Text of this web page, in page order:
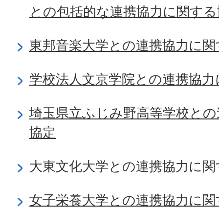
との包括的な連携協力に関す
東邦音楽大学との連携協力に
学校法人文京学院との連携協
埼玉県立ふじみ野高等学校と
協定
大東文化大学との連携協力に
女子栄養大学との連携協力に